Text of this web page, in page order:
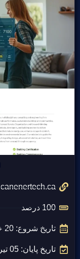
canenertech.ca
100 درصد
تاریخ شروع: 20 خرداد 1404
تاریخ پایان: 05 تیر 1404